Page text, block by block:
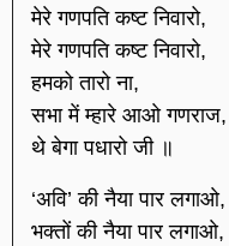
मेरे गणपति कष्ट निवारो,
मेरे गणपति कष्ट निवारो,
हमको तारो ना,
सभा में म्हारे आओ गणराज,
थे बेगा पधारो जी ॥
‘अवि’ की नैया पार लगाओ,
भक्तों की नैया पार लगाओ,